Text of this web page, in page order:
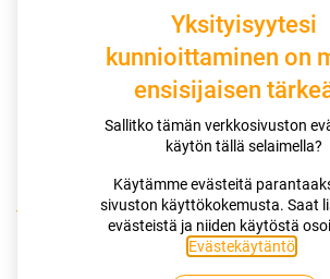
Kauppa
Peltivanteet
ALCAR HYBRIDRAD 01 SILVER 6x16 5/112
Yksityisyytesi
kunnioittaminen on
ensisijaisen
Sallitko tämän verkkosivuston
käytön tällä selaimella?
Käytämme evästeitä
sivuston käyttökokemusta. Saat
evästeistä ja niiden käytöstä
Evästekäytäntö